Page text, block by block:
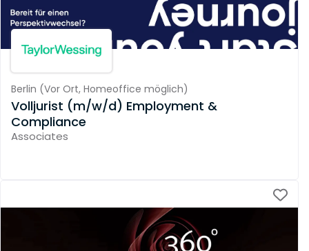
Berlin (Vor Ort, Homeoffice möglich)
Volljurist (m/w/d) Employment &
Compliance
Associates